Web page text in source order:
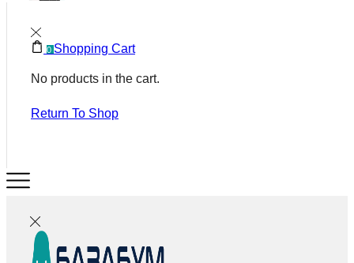
0 Shopping Cart
No products in the cart.
Return To Shop